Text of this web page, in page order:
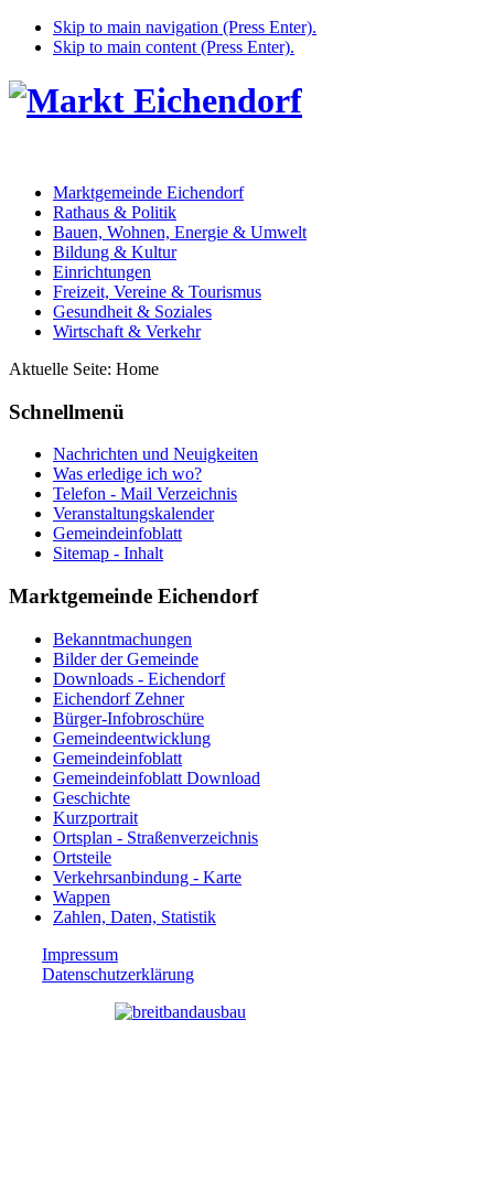
Skip to main navigation (Press Enter).
Skip to main content (Press Enter).
Marktgemeinde Eichendorf
Rathaus & Politik
Bauen, Wohnen, Energie & Umwelt
Bildung & Kultur
Einrichtungen
Freizeit, Vereine & Tourismus
Gesundheit & Soziales
Wirtschaft & Verkehr
Aktuelle Seite: Home
Schnellmenü
Nachrichten und Neuigkeiten
Was erledige ich wo?
Telefon - Mail Verzeichnis
Veranstaltungskalender
Gemeindeinfoblatt
Sitemap - Inhalt
Marktgemeinde Eichendorf
Bekanntmachungen
Bilder der Gemeinde
Downloads - Eichendorf
Eichendorf Zehner
Bürger-Infobroschüre
Gemeindeentwicklung
Gemeindeinfoblatt
Gemeindeinfoblatt Download
Geschichte
Kurzportrait
Ortsplan - Straßenverzeichnis
Ortsteile
Verkehrsanbindung - Karte
Wappen
Zahlen, Daten, Statistik
Impressum
Datenschutzerklärung